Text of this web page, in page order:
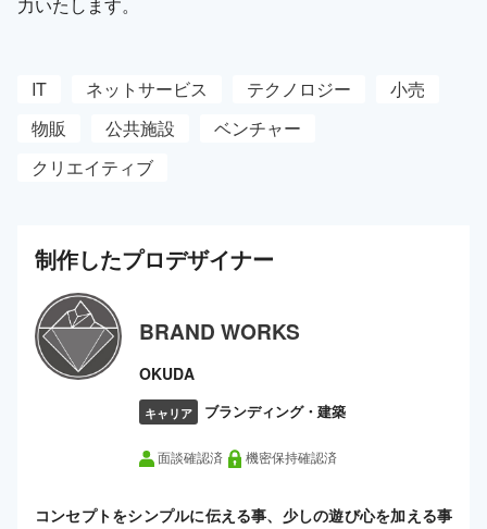
IT ネットサービス テクノロジー
小売
物販
公共施設
ベンチャー
クリエイティブ
制作したプロデザイナー
BRAND WORKS
OKUDA
キャリア ブランディング・建築
面談確認済 機密保持確認済
コンセプトをシンプルに伝える事、少しの遊び心を加える事